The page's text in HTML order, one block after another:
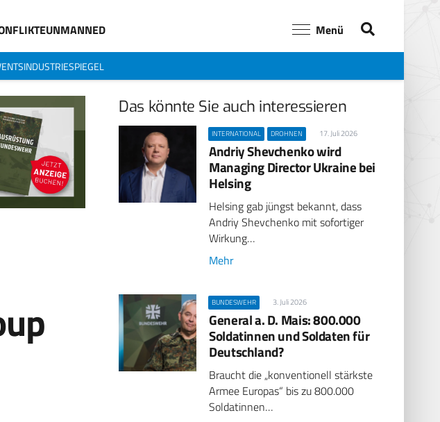
UNMANNED Menü
INDUSTRIESPIEGEL
Das könnte Sie auch interessieren
INTERNATIONAL DROHNEN 17. Juli 2026
Andriy Shevchenko wird
Managing Director Ukraine bei
Helsing
Helsing gab jüngst bekannt, dass
Andriy Shevchenko mit sofortiger
Wirkung…
Mehr
BUNDESWEHR 3. Juli 2026
General a. D. Mais: 800.000
Soldatinnen und Soldaten für
Deutschland?
Braucht die „konventionell stärkste
Armee Europas“ bis zu 800.000
Soldatinnen…